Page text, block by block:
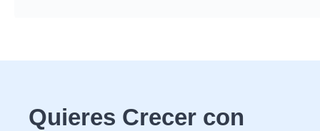
Quieres Crecer con